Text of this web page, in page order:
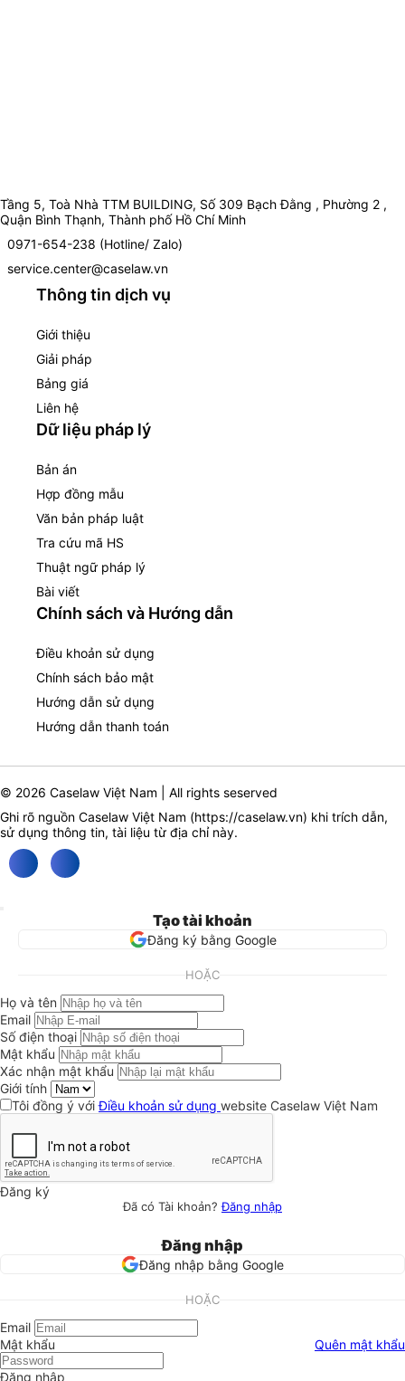
Tầng 5, Toà Nhà TTM BUILDING, Số 309 Bạch Đằng , Phường 2 ,
Quận Bình Thạnh, Thành phố Hồ Chí Minh
0971-654-238 (Hotline/ Zalo)
service.center@caselaw.vn
Thông tin dịch vụ
Giới thiệu
Giải pháp
Bảng giá
Liên hệ
Dữ liệu pháp lý
Bản án
Hợp đồng mẫu
Văn bản pháp luật
Tra cứu mã HS
Thuật ngữ pháp lý
Bài viết
Chính sách và Hướng dẫn
Điều khoản sử dụng
Chính sách bảo mật
Hướng dẫn sử dụng
Hướng dẫn thanh toán
© 2026 Caselaw Việt Nam | All rights seserved
Ghi rõ nguồn Caselaw Việt Nam (https://caselaw.vn) khi trích dẫn,
sử dụng thông tin, tài liệu từ địa chỉ này.
Tạo tài khoản
Đăng ký bằng Google
HOẶC
Họ và tên
Email
Số điện thoại
Mật khẩu
Xác nhận mật khẩu
Giới tính
Tôi đồng ý vớiĐiều khoản sử dụng website Caselaw Việt Nam
Đăng ký
Đã có Tài khoản?Đăng nhập
Đăng nhập
Đăng nhập bằng Google
HOẶC
Email
Mật khẩu
Quên mật khẩu
Đăng nhập